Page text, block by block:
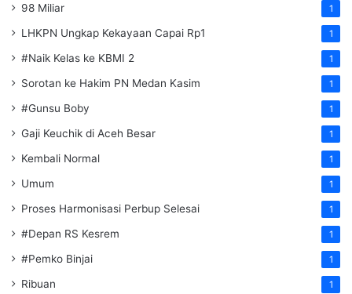
98 Miliar 1
LHKPN Ungkap Kekayaan Capai Rp1 1
#Naik Kelas ke KBMI 2 1
Sorotan ke Hakim PN Medan Kasim 1
#Gunsu Boby 1
Gaji Keuchik di Aceh Besar 1
Kembali Normal 1
Umum 1
Proses Harmonisasi Perbup Selesai 1
#Depan RS Kesrem 1
#Pemko Binjai 1
Ribuan 1